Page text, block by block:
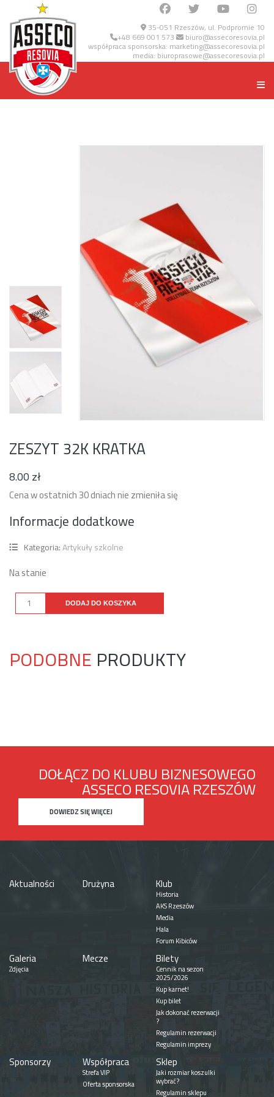
35-051 Rzeszów, ul. Podpromie 10
+48 669 001 573 biuro@assecoresovia.pl
współpraca sponsorska: marketing@assecoresovia.pl
media: biuroprasowe@assecoresovia.pl
ZESZYT 32K KRATKA
8.00zł
Cena w ostatnich 30 dniach nie zmieniła się
Informacje dodatkowe
Kategoria:Artykuły szkolne
Na stanie
DODAJ DO KOSZYKA
PODOBNEPRODUKTY
DOŁĄCZ DO KLUBU BIZNESOWEGO
ASSECO RESOVIA RZESZÓW
DOWIEDZ SIĘ WIĘCEJ
Aktualności Drużyna Klub
Historia
AKS Rzeszów
Media
Hala
Forum Kibiców
Galeria
Zdjęcia
Mecze Bilety
Cennik na sezon
2025/2026
Kup karnet!
Kup bilet
Jak dokonać rezerwacji
?
Regulamin rezerwacji
Regulamin imprezy
Sponsorzy Współpraca
Strefa VIP
Oferta sponsorska
Sklep
Jaki rozmiar koszulki
wybrać?
Regulamin sklepu